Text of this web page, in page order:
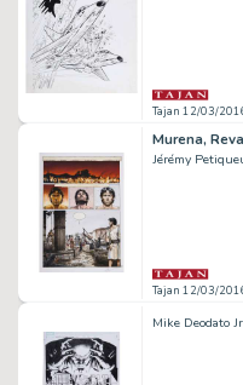
Tajan 12/03/
Murena,
Jérémy
Tajan 12/03/